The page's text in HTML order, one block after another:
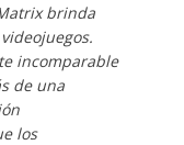
brinda
incomparable
de una
los